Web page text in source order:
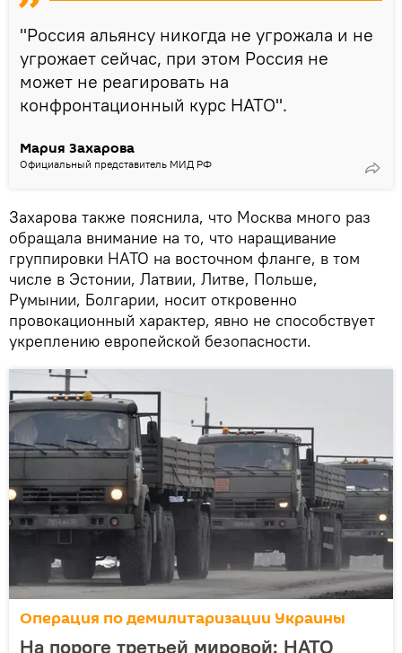
"Россия альянсу никогда не угрожала и не
угрожает сейчас, при этом Россия не
может не реагировать на
конфронтационный курс НАТО".
Мария Захарова
Официальный представитель МИД РФ
Захарова также пояснила, что Москва много раз
обращала внимание на то, что наращивание
группировки НАТО на восточном фланге, в том
числе в Эстонии, Латвии, Литве, Польше,
Румынии, Болгарии, носит откровенно
провокационный характер, явно не способствует
укреплению европейской безопасности.
Операция по демилитаризации Украины
На пороге третьей мировой: НАТО